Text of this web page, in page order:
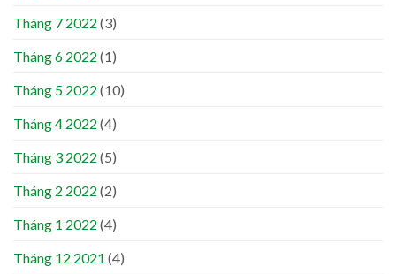
Tháng 7 2022 (3)
Tháng 6 2022 (1)
Tháng 5 2022 (10)
Tháng 4 2022 (4)
Tháng 3 2022 (5)
Tháng 2 2022 (2)
Tháng 1 2022 (4)
Tháng 12 2021 (4)